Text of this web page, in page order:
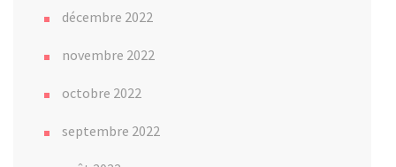
décembre 2022
novembre 2022
octobre 2022
septembre 2022